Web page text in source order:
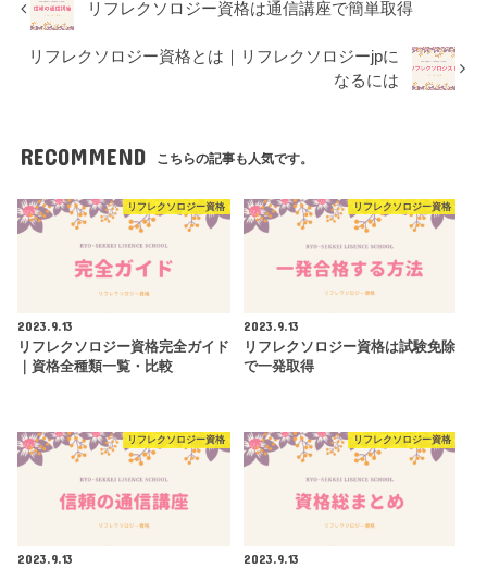
リフレクソロジー資格は通信講座で簡単取得
リフレクソロジー資格とは｜リフレクソロジーjpに
なるには
RECOMMEND こちらの記事も人気です。
リフレクソロジー資格
2023.9.13
リフレクソロジー資格完全ガイド
｜資格全種類一覧・比較
リフレクソロジー資格
2023.9.13
リフレクソロジー資格は試験免除
で一発取得
リフレクソロジー資格
2023.9.13
リフレクソロジー資格
2023.9.13